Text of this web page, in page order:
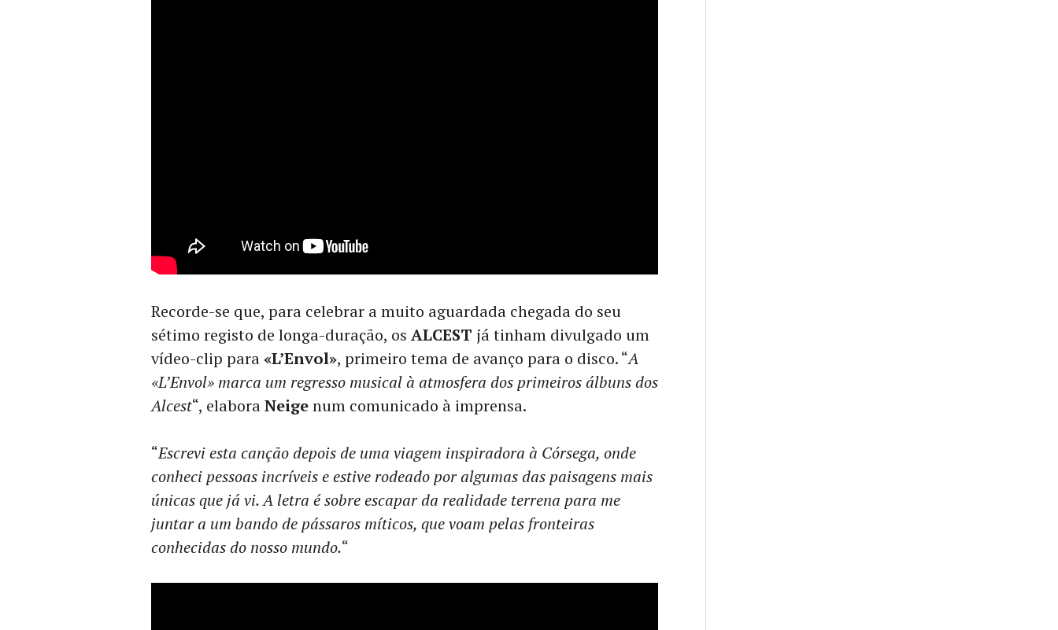
Recorde-se que, para celebrar a muito aguardada chegada do seu
sétimo registo de longa-duração, os ALCEST já tinham divulgado um
vídeo-clip para«L’Envol», primeiro tema de avanço para o disco. “A
«L’Envol» marca um regresso musical à atmosfera dos primeiros álbuns dos
Alcest“, elaboraNeigenum comunicado à imprensa.
“Escrevi esta canção depois de uma viagem inspiradora à Córsega, onde
conheci pessoas incríveis e estive rodeado por algumas das paisagens mais
únicas que já vi. A letra é sobre escapar da realidade terrena para me
juntar a um bando de pássaros míticos, que voam pelas fronteiras
conhecidas do nosso mundo.“